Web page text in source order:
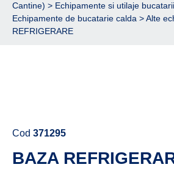
Cantine) > Echipamente si utilaje
Echipamente de bucatarie calda >Alte
REFRIGERARE
Cod 371295
BAZA